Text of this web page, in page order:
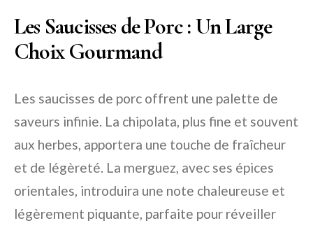
Les Saucisses de Porc : Un Large
Choix Gourmand
Les saucisses de porc offrent une palette de
saveurs infinie. La chipolata, plus fine et souvent
aux herbes, apportera une touche de fraîcheur
et de légèreté. La merguez, avec ses épices
orientales, introduira une note chaleureuse et
légèrement piquante, parfaite pour réveiller